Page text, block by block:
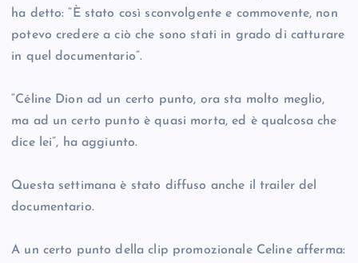
ha detto: “È stato così sconvolgente e commovente, non
potevo credere a ciò che sono stati in grado di catturare
in quel documentario”.
“Céline Dion ad un certo punto, ora sta molto meglio,
ma ad un certo punto è quasi morta, ed è qualcosa che
dice lei”, ha aggiunto.
Questa settimana è stato diffuso anche il trailer del
documentario.
A un certo punto della clip promozionale Celine afferma: